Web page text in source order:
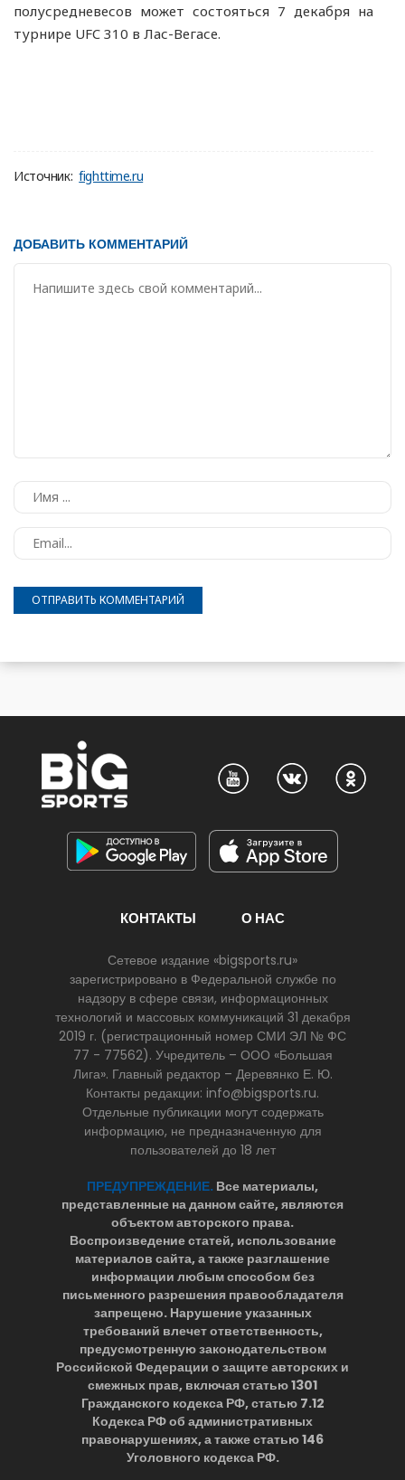
полусредневесов может состояться 7 декабря на
турнире UFC 310 в Лас-Вегасе.
Источник: fighttime.ru
ДОБАВИТЬ КОММЕНТАРИЙ
КОНТАКТЫ О НАС
Сетевое издание «bigsports.ru»
зарегистрировано в Федеральной службе по
надзору в сфере связи, информационных
технологий и массовых коммуникаций 31 декабря
2019 г. (регистрационный номер СМИ ЭЛ № ФС
77 - 77562). Учредитель – ООО «Большая
Лига». Главный редактор – Деревянко Е. Ю.
Контакты редакции: info@bigsports.ru.
Отдельные публикации могут содержать
информацию, не предназначенную для
пользователей до 18 лет
ПРЕДУПРЕЖДЕНИЕ. Все материалы,
представленные на данном сайте, являются
объектом авторского права.
Воспроизведение статей, использование
материалов сайта, а также разглашение
информации любым способом без
письменного разрешения правообладателя
запрещено. Нарушение указанных
требований влечет ответственность,
предусмотренную законодательством
Российской Федерации о защите авторских и
смежных прав, включая статью 1301
Гражданского кодекса РФ, статью 7.12
Кодекса РФ об административных
правонарушениях, а также статью 146
Уголовного кодекса РФ.